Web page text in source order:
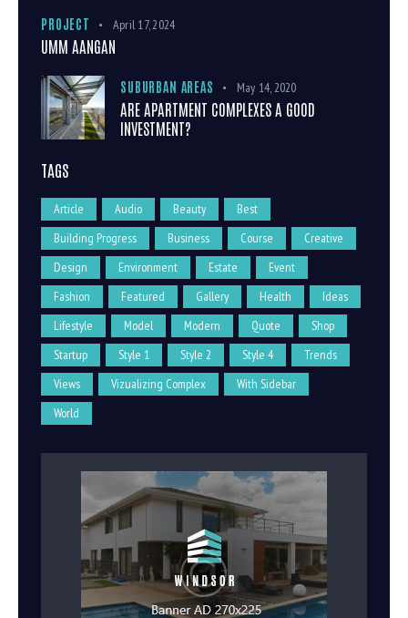
PROJECT April 17, 2024
UMM AANGAN
SUBURBAN AREAS May 14, 2020
ARE APARTMENT COMPLEXES A GOOD
INVESTMENT?
TAGS
Article Audio Beauty
Best
Building Progress
Business Course
Creative
Design
Environment Estate
Event
Fashion
Featured Gallery Health
Ideas
Lifestyle
Model Modern Quote
Shop
Startup
Style 1 Style 2 Style 4
Trends
Views
Vizualizing Complex
With Sidebar
World